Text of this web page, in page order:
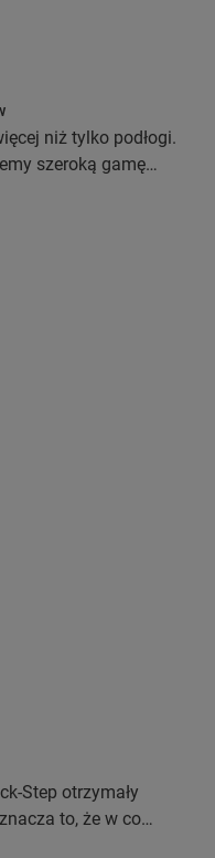
niż tylko podłogi.
szeroką gamę
profilami
Step otrzymały
to, że w co
z drewna